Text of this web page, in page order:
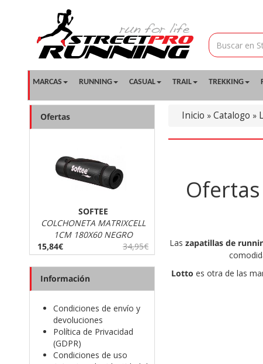
MARCAS RUNNING CASUAL TRAIL TREKKING
Inicio » Catalogo »
Las zapatillas de
Lotto es otra de las
Ofertas
SOFTEE
COLCHONETA MATRIXCELL
1CM 180X60 NEGRO
15,84€
34,95€
Información
Condiciones de envío y
devoluciones
Política de Privacidad
(GDPR)
Condiciones de uso